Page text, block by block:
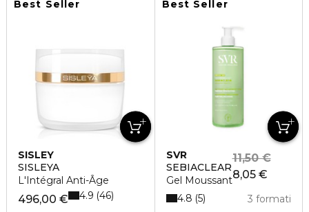
Best Seller
SISLEY
SISLEYA
L'Intégral Anti-Âge
496,00 € 4.9 46
Best Seller
SVR
SEBIACLEAR
Gel Moussant8,05 €
11,50 €
3 formati
4.8 5